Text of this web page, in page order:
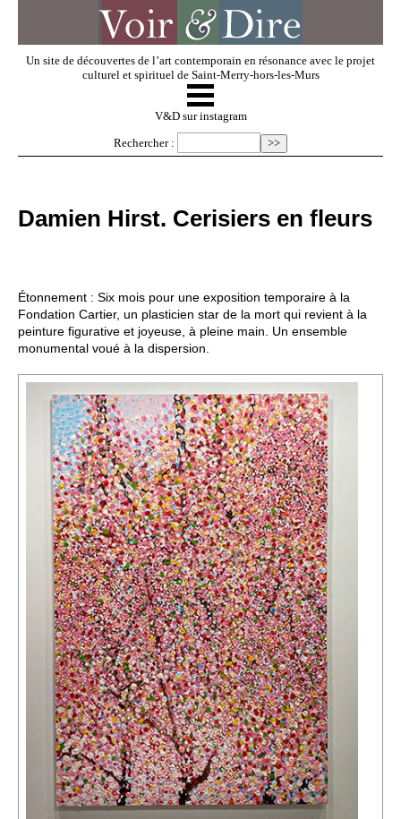
Un site de découvertes de l’art contemporain en résonance avec le projet
culturel et spirituel de Saint-Merry-hors-les-Murs
V & D
Exposer
Regarder
Dossiers
Événements
Sacré
Cousinages
☰
V&D sur instagram
Rechercher :
Damien Hirst. Cerisiers en fleurs
Étonnement : Six mois pour une exposition temporaire à la
Fondation Cartier, un plasticien star de la mort qui revient à la
peinture figurative et joyeuse, à pleine main. Un ensemble
monumental voué à la dispersion.